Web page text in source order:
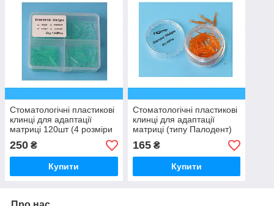
Стоматологічні пластикові
клинці для адаптації
матриці 120шт (4 розміри
в одному боксі)
250 ₴
Купити
Стоматологічні пластикові
клинці для адаптації
матриці (типу Палодент)
40шт Оранжеві
165₴
Купити